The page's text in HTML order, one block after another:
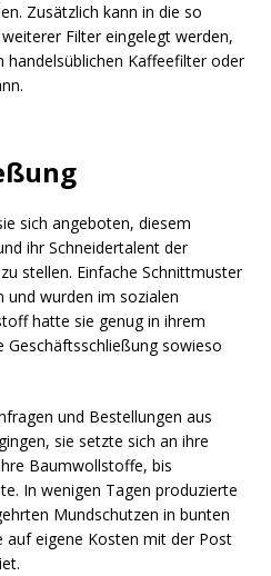
Zusätzlich kann in die so
Filter eingelegt werden,
handelsüblichen Kaffeefilter oder
sich angeboten, diesem
ihr Schneidertalent der
stellen. Einfache Schnittmuster
wurden im sozialen
hatte sie genug in ihrem
Geschäftsschließung sowieso
und Bestellungen aus
sie setzte sich an ihre
Baumwollstoffe, bis
In wenigen Tagen produzierte
Mundschutzen in bunten
auf eigene Kosten mit der Post